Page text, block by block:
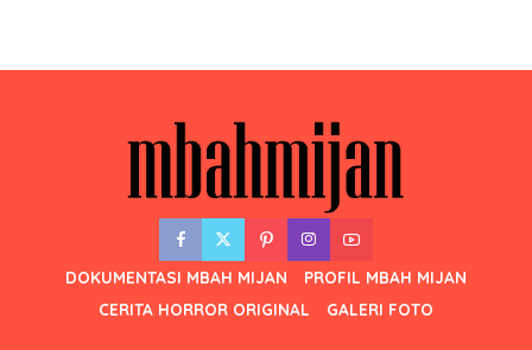
DOKUMENTASI MBAH MIJAN
PROFIL MBAH MIJAN
CERITA HORROR ORIGINAL
GALERI FOTO